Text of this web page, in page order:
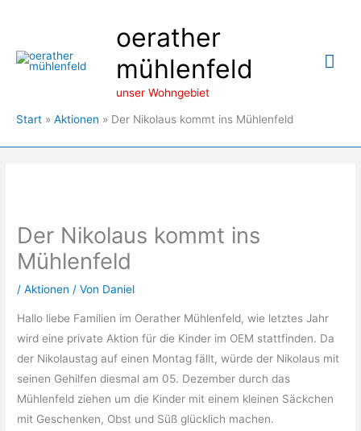
springen
oerather
mühlenfeld
unser Wohngebiet
Start Aktionen Der Nikolaus kommt ins Mühlenfeld
Der Nikolaus kommt ins
Mühlenfeld
/Aktionen / Von Daniel
Hallo liebe Familien im Oerather Mühlenfeld, wie letztes Jahr
wird eine private Aktion für die Kinder im OEM stattfinden. Da
der Nikolaustag auf einen Montag fällt, würde der Nikolaus mit
seinen Gehilfen diesmal am 05. Dezember durch das
Mühlenfeld ziehen um die Kinder mit einem kleinen Säckchen
mit Geschenken, Obst und Süß glücklich machen.